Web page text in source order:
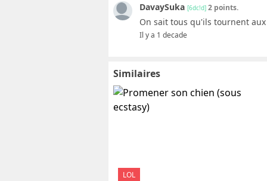
DavaySuka [6dc!d] 2 points.
On sait tous qu'ils tournent
Il y a 1 decade
Similaires
LOL